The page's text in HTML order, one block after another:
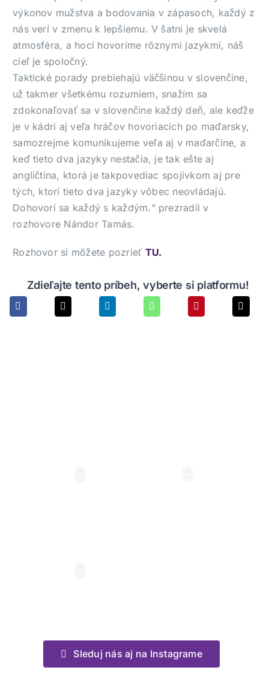
výkonov mužstva a bodovania v zápasoch, každý z
nás verí v zmenu k lepšiemu. V šatni je skvelá
atmosféra, a hoci hovoríme rôznymi jazykmi, náš
cieľ je spoločný.
Taktické porady prebiehajú väčšinou v slovenčine,
už takmer všetkému rozumiem, snažím sa
zdokonaľovať sa v slovenčine každý deň, ale keďže
je v kádri aj veľa hráčov hovoriacich po maďarsky,
samozrejme komunikujeme veľa aj v maďarčine, a
keď tieto dva jazyky nestačia, je tak ešte aj
angličtina, ktorá je takpovediac spojivkom aj pre
tých, ktorí tieto dva jazyky vôbec neovládajú.
Dohovorí sa každý s každým.“ prezradil v
rozhovore Nándor Tamás.
Rozhovor si môžete pozrieť TU.
Zdieľajte tento príbeh, vyberte si platformu!
Sleduj nás aj na Instagrame